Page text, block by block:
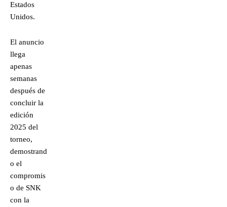
Estados
Unidos.
El anuncio
llega
apenas
semanas
después de
concluir la
edición
2025 del
torneo,
demostrand
o el
compromis
o de SNK
con la